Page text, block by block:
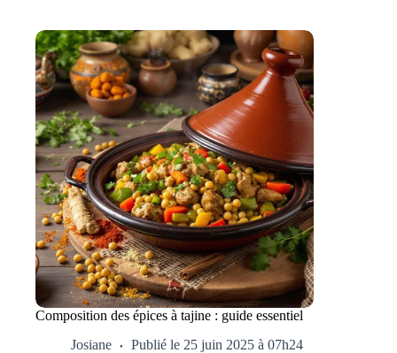
Composition des épices à tajine : guide essentiel
Josiane
Publié le 25 juin 2025 à 07h24